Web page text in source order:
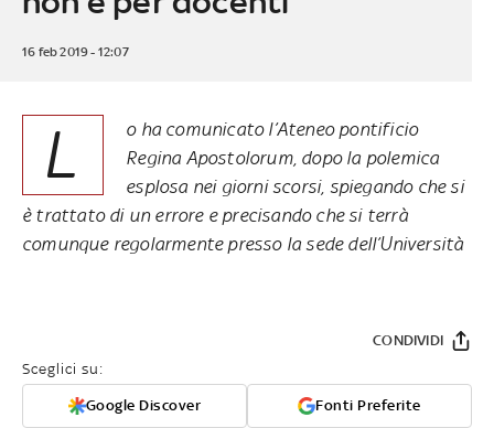
16 feb 2019 - 12:07
L
o ha comunicato l’Ateneo pontificio
Regina Apostolorum, dopo la polemica
esplosa nei giorni scorsi, spiegando che si
è trattato di un errore e precisando che si terrà
comunque regolarmente presso la sede dell’Università
Sceglici su:
Google Discover Fonti Preferite
CONDIVIDI